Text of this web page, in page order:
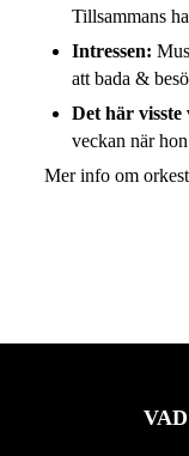
Tillsammans
Intressen:
att bada &
Det här visste
veckan när
Mer info om